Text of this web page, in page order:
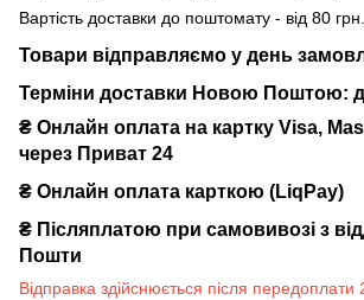
Вартість доставки до поштомату - від 80 грн.
Товари відправляємо у день
Терміни доставки Новою Поштою:
₴ Онлайн оплата на картку Visa,
через Приват 24
₴ Онлайн оплата карткою (LiqPay)
₴ Післяплатою при самовивозі з
Пошти
Відправка здійснюється після передоплати